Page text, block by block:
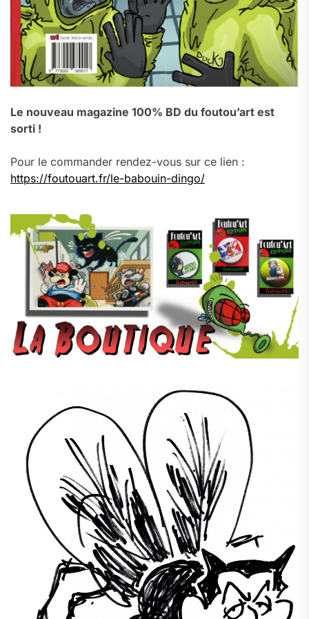
Le nouveau magazine 100% BD du foutou’art est
sorti !
Pour le commander rendez-vous sur ce lien :
https://foutouart.fr/le-babouin-dingo/